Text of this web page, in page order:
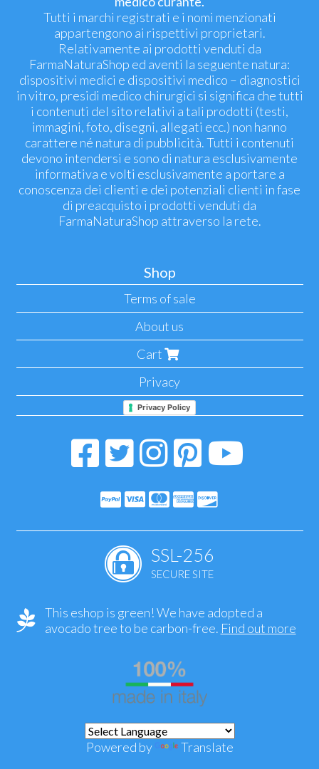
Tutti i marchi registrati e i nomi menzionati
appartengono ai rispettivi proprietari.
Relativamente ai prodotti venduti da
FarmaNaturaShop ed aventi la seguente natura:
dispositivi medici e dispositivi medico – diagnostici
in vitro, presidi medico chirurgici si significa che tutti
i contenuti del sito relativi a tali prodotti (testi,
immagini, foto, disegni, allegati ecc.) non hanno
carattere né natura di pubblicità. Tutti i contenuti
devono intendersi e sono di natura esclusivamente
informativa e volti esclusivamente a portare a
conoscenza dei clienti e dei potenziali clienti in fase
di preacquisto i prodotti venduti da
FarmaNaturaShop attraverso la rete.
Shop
Terms of sale
About us
Cart
Privacy
Privacy Policy
SSL-256
SECURE SITE
This eshop is green! We have adopted a
avocado tree to be carbon-free. Find out more
Powered by Translate